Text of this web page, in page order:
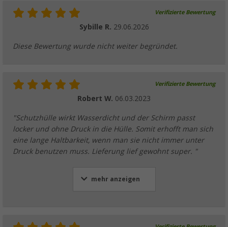
Verifizierte Bewertung
Sybille R. 29.06.2026
Diese Bewertung wurde nicht weiter begründet.
Verifizierte Bewertung
Robert W. 06.03.2023
"Schutzhülle wirkt Wasserdicht und der Schirm passt
locker und ohne Druck in die Hülle. Somit erhofft man sich
eine lange Haltbarkeit, wenn man sie nicht immer unter
Druck benutzen muss. Lieferung lief gewohnt super. "
mehr anzeigen